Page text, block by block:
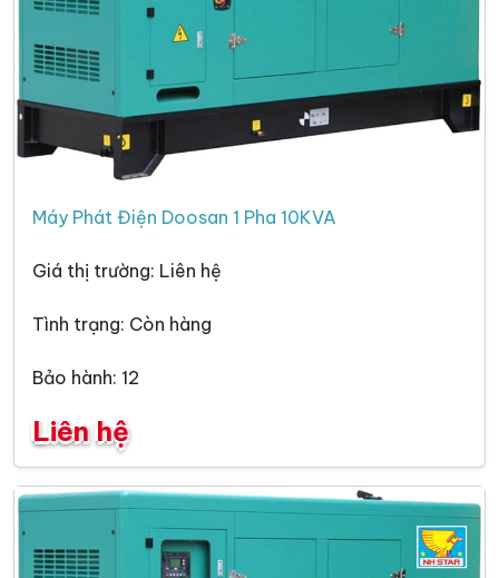
Máy Phát Điện Doosan 1 Pha 10KVA
Giá thị trường: Liên hệ
Tình trạng: Còn hàng
Bảo hành: 12
Liên hệ